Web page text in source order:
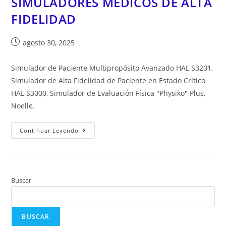
FIDELIDAD
agosto 30, 2025
Simulador de Paciente Multipropósito Avanzado HAL S3201,
Simulador de Alta Fidelidad de Paciente en Estado Crítico
HAL S3000, Simulador de Evaluación Física "Physiko" Plus,
Noelle.
Continuar Leyendo
Buscar
BUSCAR